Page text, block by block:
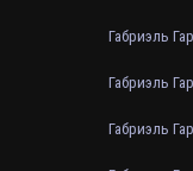
Габриэль
Габриэль
Габриэль